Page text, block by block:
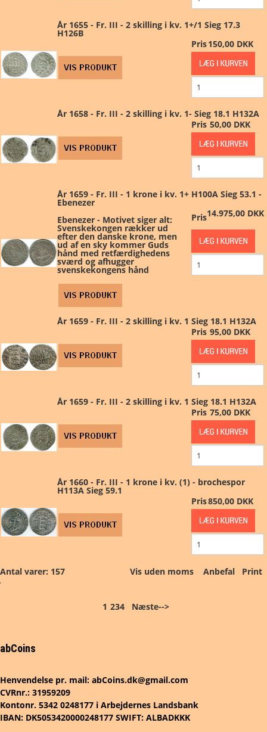
År 1655 - Fr. III - 2 skilling i kv. 1+/1 Sieg 17.3
H126B
Pris150,00 DKK
År 1658 - Fr. III - 2 skilling i kv. 1- Sieg 18.1 H132A
Pris 50,00 DKK
År 1659 - Fr. III - 1 krone i kv. 1+ H100A Sieg 53.1 -
Ebenezer
Ebenezer - Motivet siger alt:
Svenskekongen rækker ud
efter den danske krone, men
ud af en sky kommer Guds
hånd med retfærdighedens
sværd og afhugger
svenskekongens hånd
Pris14.975,00 DKK
År 1659 - Fr. III - 2 skilling i kv. 1 Sieg 18.1 H132A
Pris 95,00 DKK
År 1659 - Fr. III - 2 skilling i kv. 1 Sieg 18.1 H132A
Pris 75,00 DKK
År 1660 - Fr. III - 1 krone i kv. (1) - brochespor
H113A Sieg 59.1
Pris850,00 DKK
Antal varer: 157 Vis uden moms Anbefal Print
1 234 Næste-->
abCoins
Henvendelse pr. mail: abCoins.dk@gmail.com
CVRnr.: 31959209
Kontonr. 5342 0248177 i Arbejdernes Landsbank
IBAN: DK5053420000248177 SWIFT: ALBADKKK